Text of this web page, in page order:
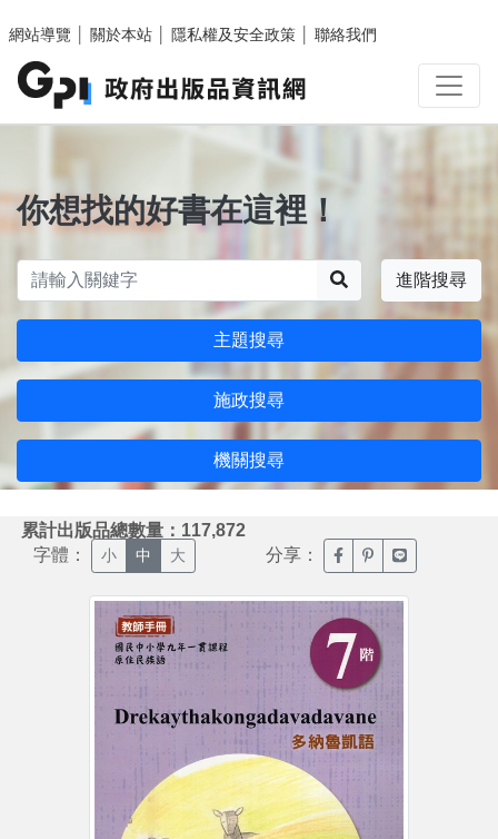
網站導覽
關於本站 隱私權及安全政策 聯絡我們
你想找的好書在這裡！
進階搜尋
主題搜尋
施政搜尋
機關搜尋
累計出版品總數量：117,872
字體： 小 中 大 分享： 臉書分享(另開新視窗)
噗浪分享(另開新
Line分享(另